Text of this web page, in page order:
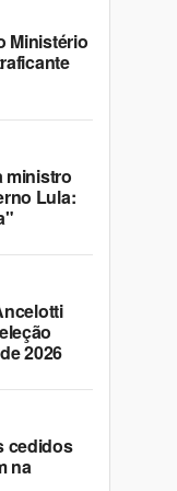
Ministério
ministro
Lula:
2026
cedidos
na